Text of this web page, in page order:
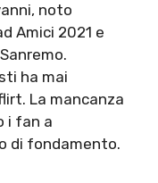
noto
Amici 2021 e
ha mai
La mancanza
i fan a
di fondamento.